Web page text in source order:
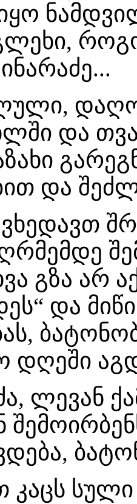
და
და
გზა არ
და
დღეში
ლევან
სული